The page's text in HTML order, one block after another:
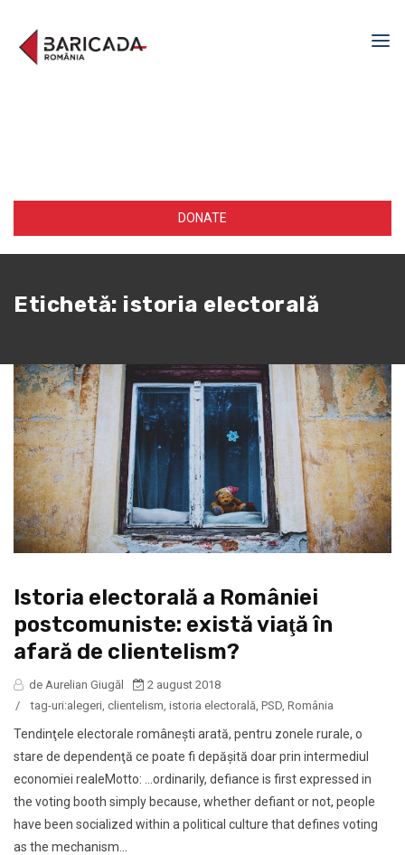
DONATE
Etichetă: istoria electorală
Istoria electorală a României
postcomuniste: există viaţă în
afară de clientelism?
de Aurelian Giugăl
2 august 2018
/
tag-uri:alegeri, clientelism, istoria electorală, PSD, România
Tendinţele electorale româneşti arată, pentru zonele rurale, o
stare de dependenţă ce poate fi depăşită doar prin intermediul
economiei realeMotto: …ordinarily, defiance is first expressed in
the voting booth simply because, whether defiant or not, people
have been socialized within a political culture that defines voting
as the mechanism...